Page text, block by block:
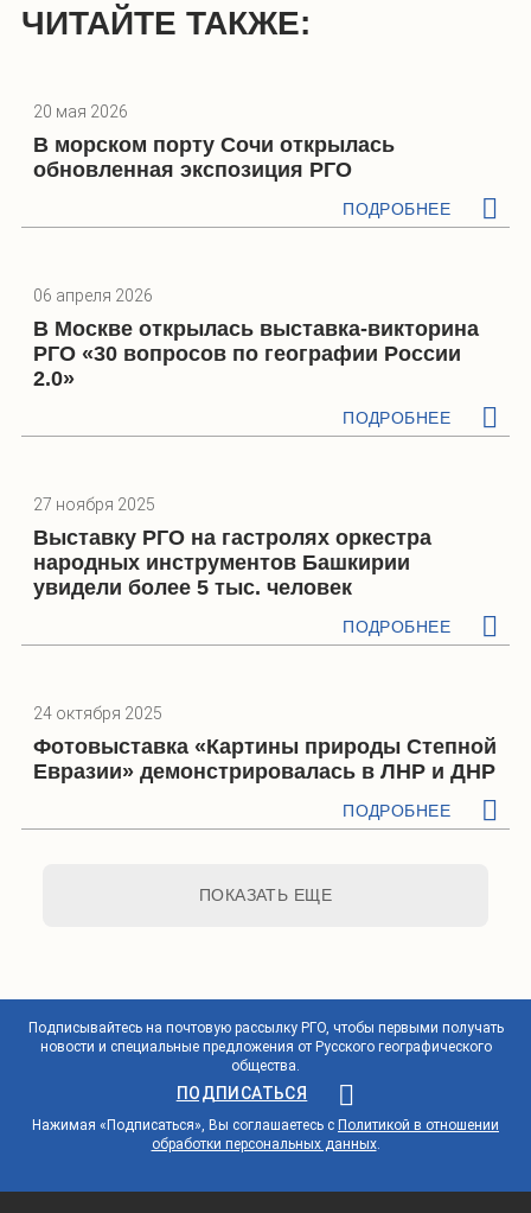
ЧИТАЙТЕ ТАКЖЕ:
20 мая 2026
В морском порту Сочи открылась
обновленная экспозиция РГО
ПОДРОБНЕЕ
06 апреля 2026
В Москве открылась выставка-викторина
РГО «30 вопросов по географии России
2.0»
ПОДРОБНЕЕ
27 ноября 2025
Выставку РГО на гастролях оркестра
народных инструментов Башкирии
увидели более 5 тыс. человек
ПОДРОБНЕЕ
24 октября 2025
Фотовыставка «Картины природы Степной
Евразии» демонстрировалась в ЛНР и ДНР
ПОДРОБНЕЕ
ПОКАЗАТЬ ЕЩЕ
Подписывайтесь на почтовую рассылку РГО, чтобы первыми получать
новости и специальные предложения от Русского географического
общества.
ПОДПИСАТЬСЯ
Нажимая «Подписаться», Вы соглашаетесь с Политикой в отношении
обработки персональных данных.